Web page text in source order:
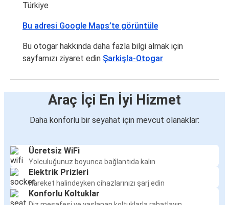
Türkiye
Bu adresi Google Maps’te görüntüle
Bu otogar hakkında daha fazla bilgi almak için
sayfamızı ziyaret edin Şarkişla-Otogar
Araç İçi En İyi Hizmet
Daha konforlu bir seyahat için mevcut olanaklar:
Ücretsiz WiFi
Yolculuğunuz boyunca bağlantıda kalın
Elektrik Prizleri
Hareket halindeyken cihazlarınızı şarj edin
Konforlu Koltuklar